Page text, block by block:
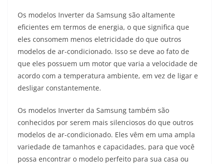
Os modelos Inverter da Samsung são altamente
eficientes em termos de energia, o que significa que
eles consomem menos eletricidade do que outros
modelos de ar-condicionado. Isso se deve ao fato de
que eles possuem um motor que varia a velocidade de
acordo com a temperatura ambiente, em vez de ligar e
desligar constantemente.
Os modelos Inverter da Samsung também são
conhecidos por serem mais silenciosos do que outros
modelos de ar-condicionado. Eles vêm em uma ampla
variedade de tamanhos e capacidades, para que você
possa encontrar o modelo perfeito para sua casa ou